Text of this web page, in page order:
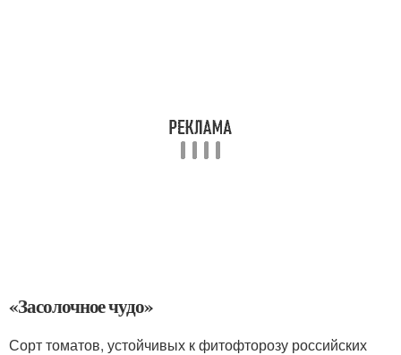
«Засолочное чудо»
Сорт томатов, устойчивых к фитофторозу российских